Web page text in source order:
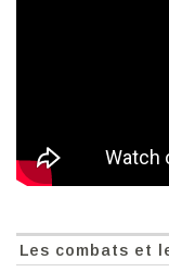
Les combats et